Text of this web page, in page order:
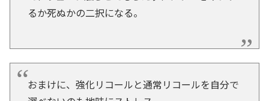
るか死ぬかの二択になる。
おまけに、強化リコールと通常リコールを自分で